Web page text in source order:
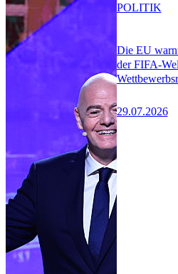
Die EU
der FIFA-
29.07.2026
POLITIK